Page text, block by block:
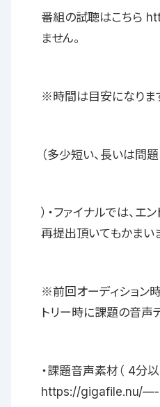
番組の試聴はこちら
ません。
※時間は目安になりま
（多少短い、長いは問題
）・ファイナルでは、
再提出頂いてもかまい
※前回オーディション
トリー時に課題の音声
・課題音声素材（ 4分
https://gigafile.nu/—-